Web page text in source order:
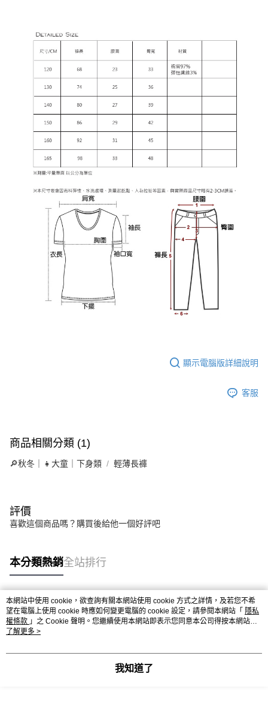
顯示電腦版詳細說明
客服
商品相關分類 (1)
🔎秋冬｜👧大童｜下身類 輕薄長褲
評價
喜歡這個商品嗎？購買後給他一個好評吧
本分類熱銷全站排行
熱門標籤
本網站中使用 cookie，欲查詢有關本網站使用 cookie 方式之詳情，及若您不希
望在電腦上使用 cookie 時應如何變更電腦的 cookie 設定，請參閱本網站「 隱私
權條款 」之 Cookie 聲明。您繼續使用本網站即表示您同意本公司得按本網站使
用條款之 Cookie 聲明使用 cookie。
了解更多 >
我知道了